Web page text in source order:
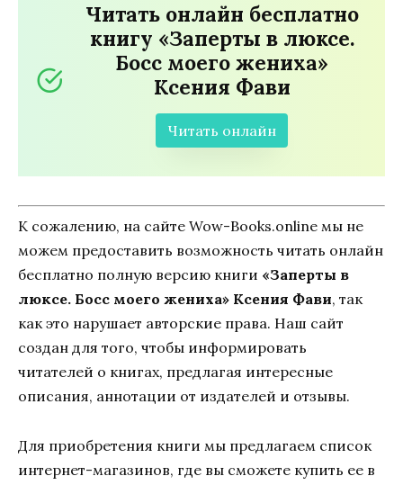
Читать онлайн бесплатно
книгу «Заперты в люксе.
Босс моего жениха»
Ксения Фави
Читать онлайн
К сожалению, на сайте Wow-Books.online мы не
можем предоставить возможность читать онлайн
бесплатно полную версию книги «Заперты в
люксе. Босс моего жениха» Ксения Фави, так
как это нарушает авторские права. Наш сайт
создан для того, чтобы информировать
читателей о книгах, предлагая интересные
описания, аннотации от издателей и отзывы.
Для приобретения книги мы предлагаем список
интернет-магазинов, где вы сможете купить ее в